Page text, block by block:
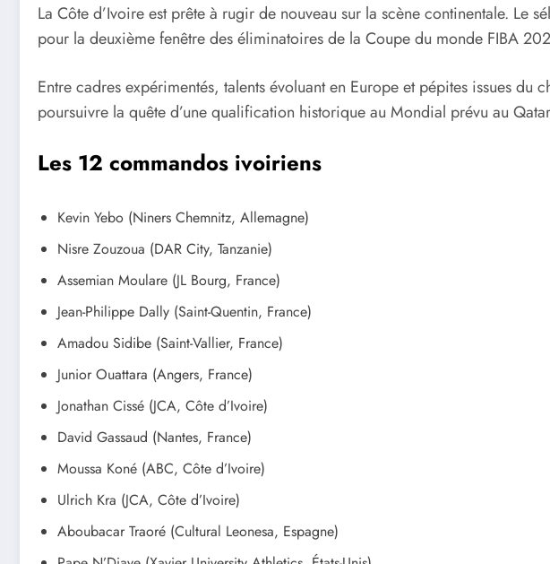
La Côte d’Ivoire est prête à rugir de nouveau sur la scène continentale. Le
pour la deuxième fenêtre des éliminatoires de la Coupe du monde FIBA
Entre cadres expérimentés, talents évoluant en Europe et pépites issues
poursuivre la quête d’une qualification historique au Mondial prévu au
Les 12 commandos ivoiriens
Kevin Yebo (Niners Chemnitz, Allemagne)
Nisre Zouzoua (DAR City, Tanzanie)
Assemian Moulare (JL Bourg, France)
Jean-Philippe Dally (Saint-Quentin, France)
Amadou Sidibe (Saint-Vallier, France)
Junior Ouattara (Angers, France)
Jonathan Cissé (JCA, Côte d’Ivoire)
David Gassaud (Nantes, France)
Moussa Koné (ABC, Côte d’Ivoire)
Ulrich Kra (JCA, Côte d’Ivoire)
Aboubacar Traoré (Cultural Leonesa, Espagne)